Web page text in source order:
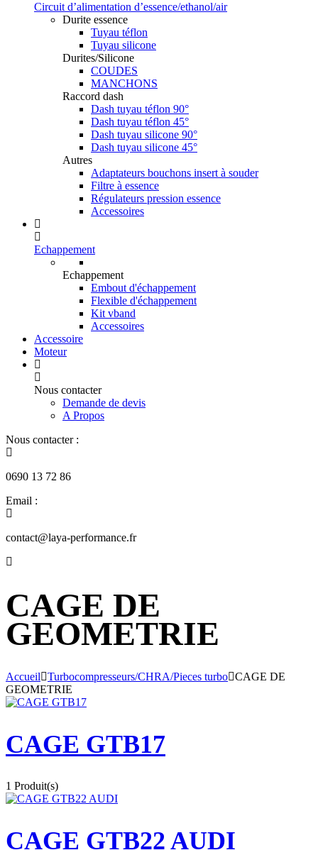
Circuit d’alimentation d’essence/ethanol/air
Durite essence
Tuyau téflon
Tuyau silicone
Durites/Silicone
COUDES
MANCHONS
Raccord dash
Dash tuyau téflon 90°
Dash tuyau téflon 45°
Dash tuyau silicone 90°
Dash tuyau silicone 45°
Autres
Adaptateurs bouchons insert à souder
Filtre à essence
Régulateurs pression essence
Accessoires
Echappement
Echappement
Embout d'échappement
Flexible d'échappement
Kit vband
Accessoires
Accessoire
Moteur
Nous contacter
Demande de devis
A Propos
Nous contacter :
0690 13 72 86
Email :
contact@laya-performance.fr
CAGE DE
GEOMETRIE
Accueil Turbocompresseurs/CHRA/Pieces turbo CAGE DE
GEOMETRIE
CAGE GTB17
1 Produit(s)
CAGE GTB22 AUDI